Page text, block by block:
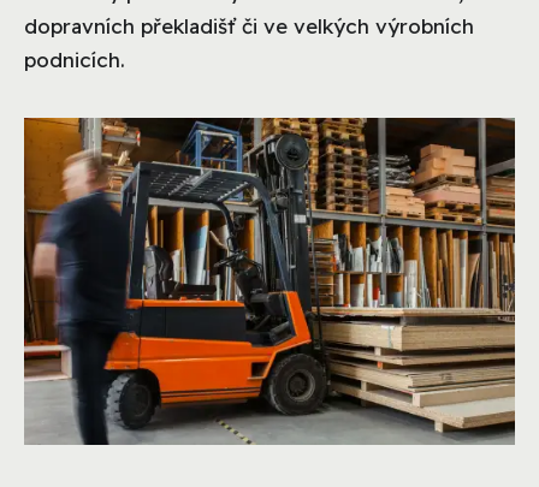
dopravních překladišť či ve velkých výrobních
podnicích.